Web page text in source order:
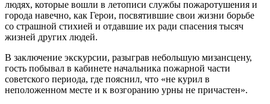
людях, которые вошли в летописи службы пожаротушения и
города навечно, как Герои, посвятившие свои жизни борьбе
со страшной стихией и отдавшие их ради спасения тысяч
жизней других людей.
В заключение экскурсии, разыграв небольшую мизансцену,
гость побывал в кабинете начальника пожарной части
советского периода, где пояснил, что «не курил в
неположенном месте и к возгоранию урны не причастен».